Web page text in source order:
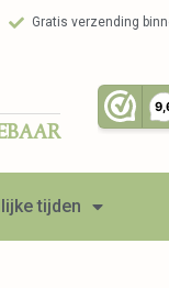
Gratis verzending
tijden